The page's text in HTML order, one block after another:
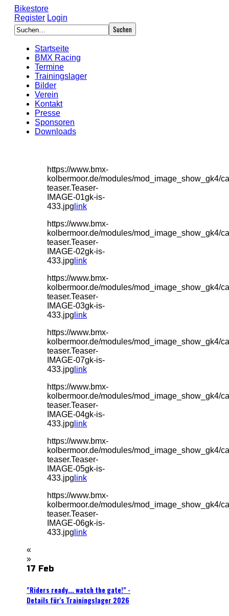
Bikestore
Register Login
Startseite
BMX Racing
Termine
Trainingslager
Bilder
Verein
Kontakt
Presse
Sponsoren
Downloads
https://www.bmx-
kolbermoor.de/modules/mod_image_show_gk4/
teaser.Teaser-
IMAGE-01gk-is-
433.jpg link
https://www.bmx-
kolbermoor.de/modules/mod_image_show_gk4/
teaser.Teaser-
IMAGE-02gk-is-
433.jpg link
https://www.bmx-
kolbermoor.de/modules/mod_image_show_gk4/
teaser.Teaser-
IMAGE-03gk-is-
433.jpg link
https://www.bmx-
kolbermoor.de/modules/mod_image_show_gk4/
teaser.Teaser-
IMAGE-07gk-is-
433.jpg link
https://www.bmx-
kolbermoor.de/modules/mod_image_show_gk4/
teaser.Teaser-
IMAGE-04gk-is-
433.jpg link
https://www.bmx-
kolbermoor.de/modules/mod_image_show_gk4/
teaser.Teaser-
IMAGE-05gk-is-
433.jpg link
https://www.bmx-
kolbermoor.de/modules/mod_image_show_gk4/
teaser.Teaser-
IMAGE-06gk-is-
433.jpg link
«
»
17 Feb
"Riders ready... watch the gate!" -
Details für's Trainingslager 2026